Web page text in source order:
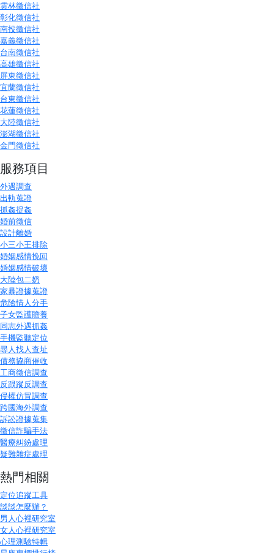
雲林徵信社
彰化徵信社
南投徵信社
嘉義徵信社
台南徵信社
高雄徵信社
屏東徵信社
宜蘭徵信社
台東徵信社
花蓮徵信社
大陸徵信社
澎湖徵信社
金門徵信社
服務項目
外遇調查
出軌蒐證
抓姦捉姦
婚前徵信
設計離婚
小三小王排除
婚姻感情挽回
婚姻感情破壞
大陸包二奶
家暴證據蒐證
危險情人分手
子女監護贍養
同志外遇抓姦
手機監聽定位
尋人找人查址
債務協商催收
工商徵信調查
反跟蹤反調查
侵權仿冒調查
跨國海外調查
訴訟證據蒐集
徵信詐騙手法
醫療糾紛處理
疑難雜症處理
熱門相關
定位追蹤工具
談談怎麼辦？
男人心裡研究室
女人心裡研究室
心理測驗特輯